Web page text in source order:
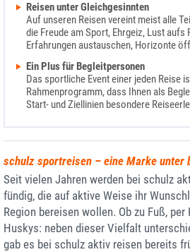
Reisen unter Gleichgesinnten
Auf unseren Reisen vereint meist alle
die Freude am Sport, Ehrgeiz, Lust
Erfahrungen austauschen, Horizonte
Ein Plus für Begleitpersonen
Das sportliche Event einer jeden Reise
Rahmenprogramm, dass Ihnen als
Start- und Ziellinien besondere
schulz sportreisen – eine Marke unter
Seit vielen Jahren werden bei schulz
fündig, die auf aktive Weise ihr
Region bereisen wollen. Ob zu Fuß,
Huskys: neben dieser Vielfalt
gab es bei schulz aktiv reisen bereits